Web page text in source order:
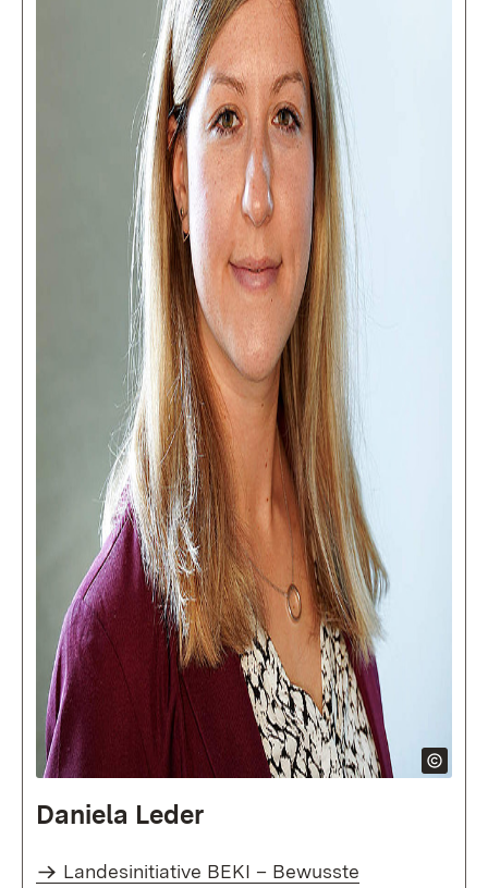
Daniela Leder
Landesinitiative BEKI – Bewusste